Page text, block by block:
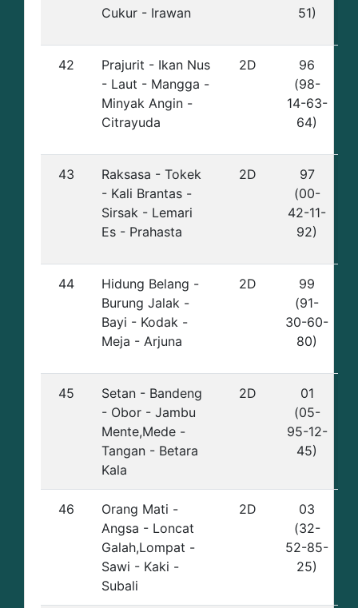
Cukur - Irawan
51)
42
Prajurit - Ikan Nus
- Laut - Mangga -
Minyak Angin -
Citrayuda
2D
96
(98-
14-63-
64)
43
Raksasa - Tokek
- Kali Brantas -
Sirsak - Lemari
Es - Prahasta
2D
97
(00-
42-11-
92)
44
Hidung Belang -
Burung Jalak -
Bayi - Kodak -
Meja - Arjuna
2D
99
(91-
30-60-
80)
45
Setan - Bandeng
- Obor - Jambu
Mente,Mede -
Tangan - Betara
Kala
2D
01
(05-
95-12-
45)
46
Orang Mati -
Angsa - Loncat
Galah,Lompat -
Sawi - Kaki -
Subali
2D
03
(32-
52-85-
25)